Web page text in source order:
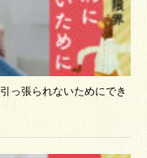
っ張られないためにでき